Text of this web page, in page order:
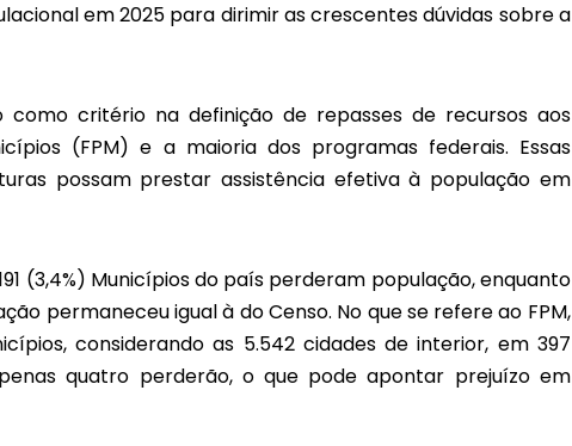
em 2025 para dirimir as crescentes dúvidas sobre a
critério na definição de repasses de recursos aos
(FPM) e a maioria dos programas federais. Essas
possam prestar assistência efetiva à população em
(3,4%) Municípios do país perderam população, enquanto
permaneceu igual à do Censo. No que se refere ao FPM,
considerando as 5.542 cidades de interior, em 397
quatro perderão, o que pode apontar prejuízo em